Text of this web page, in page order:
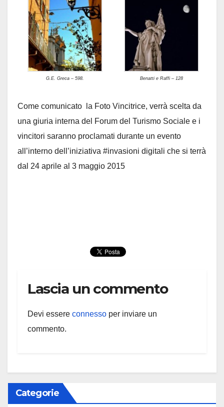
G.E. Greca – 598. Benatti e Raffi – 128
Come comunicato la Foto Vincitrice, verrà scelta da
una giuria interna del Forum del Turismo Sociale e i
vincitori saranno proclamati durante un evento
all’interno dell’iniziativa #invasioni digitali che si terrà
dal 24 aprile al 3 maggio 2015
Lascia un commento
Devi essere connesso per inviare un
commento.
Categorie